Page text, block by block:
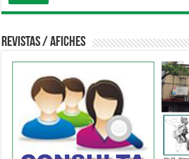
Revistas / Afiches